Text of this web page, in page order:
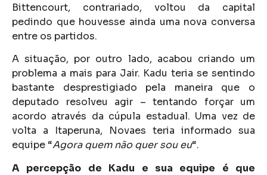
Bittencourt, contrariado, voltou da capital
pedindo que houvesse ainda uma nova conversa
entre os partidos.
A situação, por outro lado, acabou criando um
problema a mais para Jair. Kadu teria se sentindo
bastante desprestigiado pela maneira que o
deputado resolveu agir – tentando forçar um
acordo através da cúpula estadual. Uma vez de
volta a Itaperuna, Novaes teria informado sua
equipe “Agora quem não quer sou eu“.
A percepção de Kadu e sua equipe é que